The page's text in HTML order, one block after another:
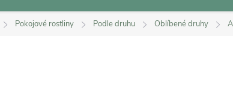
Pokojové rostliny Podle druhu Oblíbené druhy